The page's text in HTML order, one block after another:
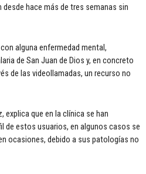
hace más de tres semanas sin
alguna enfermedad mental,
de San Juan de Dios y, en concreto
de las videollamadas, un recurso no
explica que en la clínica se han
de estos usuarios, en algunos casos se
ocasiones, debido a sus patologías no